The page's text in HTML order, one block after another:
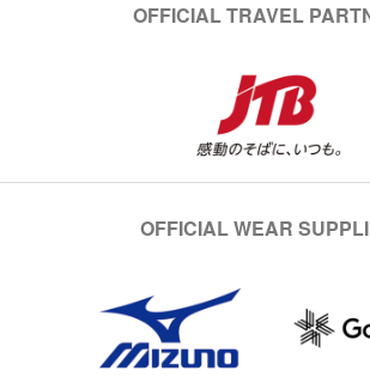
OFFICIAL TRAVEL
OFFICIAL WEAR